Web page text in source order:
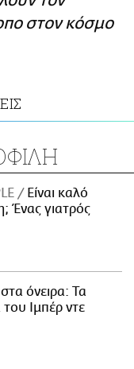
στον κόσμο
Είναι καλό
Ένας γιατρός
όνειρα: Τα
Ιμπέρ ντε